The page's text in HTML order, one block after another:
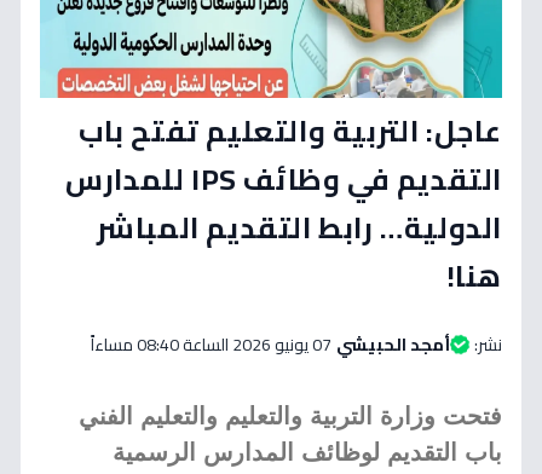
عاجل: التربية والتعليم تفتح باب
التقديم في وظائف IPS للمدارس
الدولية… رابط التقديم المباشر
هنا!
نشر: أمجد الحبيشي 07 يونيو 2026 الساعة 08:40 مساءاً
فتحت وزارة التربية والتعليم والتعليم الفني
باب التقديم لوظائف المدارس الرسمية